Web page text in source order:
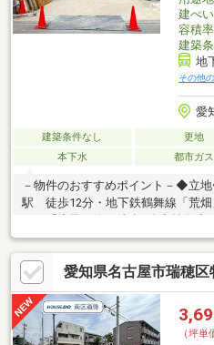
建ぺ
容積率
建築
地
その他
愛
建築条件なし 更地
本下水
都市ガス
－物件のおすすめポイント－◆立
駅 徒歩12分・地下鉄鶴舞線「荒
37.77坪)！・前面道路は南側幅員
校 徒歩6分・瑞穂ヶ丘中学校 徒
分・マックスバリュ瑞穂桜山店 徒
店 徒歩4分・ファミリーマート昭
建築条件無し、お好きなハウスメー
愛知県名古屋市瑞穂区
（坪単